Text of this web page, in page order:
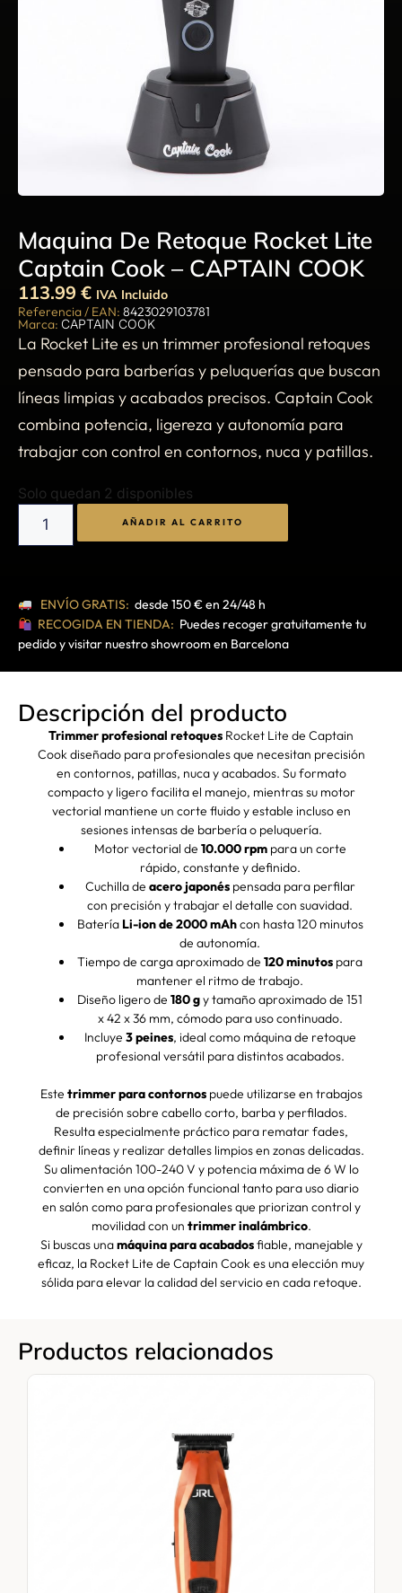
Maquina De Retoque Rocket Lite
Captain Cook – CAPTAIN COOK
113.99 € IVA Incluido
Referencia / EAN: 8423029103781
Marca: CAPTAIN COOK
La Rocket Lite es un trimmer profesional retoques
pensado para barberías y peluquerías que buscan
líneas limpias y acabados precisos. Captain Cook
combina potencia, ligereza y autonomía para
trabajar con control en contornos, nuca y patillas.
Solo quedan 2 disponibles
AÑADIR AL CARRITO
ENVÍO GRATIS: desde 150 € en 24/48 h
RECOGIDA EN TIENDA: Puedes recoger gratuitamente tu
pedido y visitar nuestro showroom en Barcelona
Descripción del producto
Trimmer profesional retoques Rocket Lite de Captain
Cook diseñado para profesionales que necesitan precisión
en contornos, patillas, nuca y acabados. Su formato
compacto y ligero facilita el manejo, mientras su motor
vectorial mantiene un corte fluido y estable incluso en
sesiones intensas de barbería o peluquería.
Motor vectorial de 10.000 rpmpara un corte
rápido, constante y definido.
Cuchilla de acero japonéspensada para perfilar
con precisión y trabajar el detalle con suavidad.
Batería Li-ion de 2000 mAhcon hasta 120 minutos
de autonomía.
Tiempo de carga aproximado de 120 minutos para
mantener el ritmo de trabajo.
Diseño ligero de 180 gy tamaño aproximado de 151
x 42 x 36 mm, cómodo para uso continuado.
Incluye 3 peines, ideal como máquina de retoque
profesional versátil para distintos acabados.
Este trimmer para contornospuede utilizarse en trabajos
de precisión sobre cabello corto, barba y perfilados.
Resulta especialmente práctico para rematar fades,
definir líneas y realizar detalles limpios en zonas delicadas.
Su alimentación 100-240 V y potencia máxima de 6 W lo
convierten en una opción funcional tanto para uso diario
en salón como para profesionales que priorizan control y
movilidad con un trimmer inalámbrico.
Si buscas unamáquina para acabadosfiable, manejable y
eficaz, la Rocket Lite de Captain Cook es una elección muy
sólida para elevar la calidad del servicio en cada retoque.
Productos relacionados